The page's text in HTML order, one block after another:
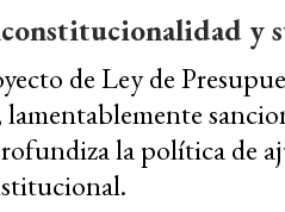
y
de Ley de
la política de